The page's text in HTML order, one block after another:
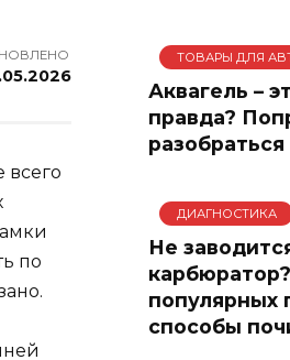
всего
по
ТОВАРЫ ДЛЯ
Аквагель –
правда?
ДИАГНОСТИКА
Не
популярных
способы